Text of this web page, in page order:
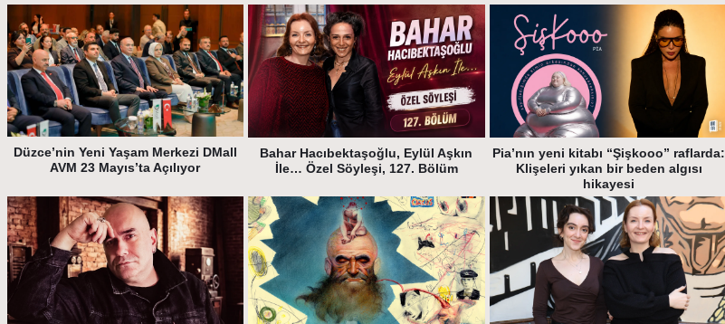
Düzce’nin Yeni Yaşam Merkezi DMall
AVM 23 Mayıs’ta Açılıyor
Bahar Hacıbektaşoğlu, Eylül Aşkın
İle… Özel Söyleşi, 127. Bölüm
Pia’nın yeni kitabı “Şişkooo” raflarda:
Klişeleri yıkan bir beden algısı
hikayesi